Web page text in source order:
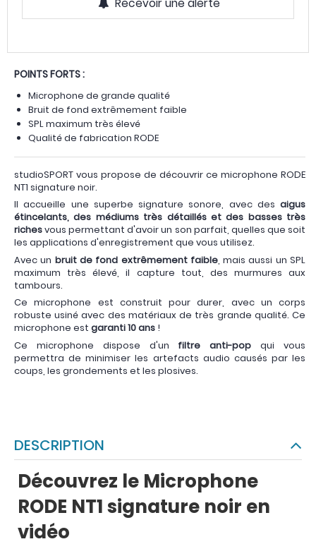
POINTS FORTS :
Microphone de grande qualité
Bruit de fond extrêmement faible
SPL maximum très élevé
Qualité de fabrication RODE
studioSPORT vous propose de découvrir ce microphone RODE
NT1 signature noir.
Il accueille une superbe signature sonore, avec des aigus
étincelants, des médiums très détaillés et des basses très
richesvous permettant d'avoir un son parfait, quelles que soit
les applications d'enregistrement que vous utilisez.
Avec un bruit de fond extrêmement faible, mais aussi un SPL
maximum très élevé, il capture tout, des murmures aux
tambours.
Ce microphone est construit pour durer, avec un corps
robuste usiné avec des matériaux de très grande qualité. Ce
microphone est garanti 10 ans !
Ce microphone dispose d'un filtre anti-pop qui vous
permettra de minimiser les artefacts audio causés par les
coups, les grondements et les plosives.
DESCRIPTION
Découvrez le Microphone
RODE NT1 signature noir en
vidéo